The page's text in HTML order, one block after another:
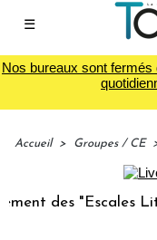
☰
Nos bureaux sont fermés
Accueil > Groupes / CE
des "Escales